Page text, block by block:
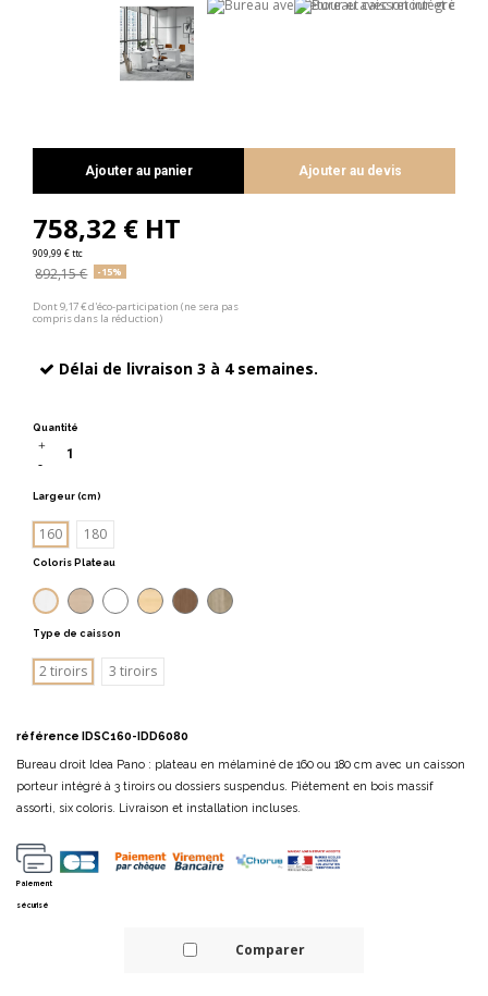
Ajouter au panier Ajouter au devis
758,32 € HT
909,99 € ttc
892,15 € -15%
Dont 9,17 € d'éco-participation (ne sera pas
compris dans la réduction)
Délai de livraison 3 à 4 semaines.
Largeur (cm)
160 180
Coloris Plateau
Blanc Chêne moyen
Gris Hêtre Noyer canaletto
Orme
Type de caisson
2 tiroirs 3 tiroirs
Quantité
référence IDSC160-IDD6080
Bureau droit Idea Pano : plateau en mélaminé de 160 ou 180 cm avec un caisson
porteur intégré à 3 tiroirs ou dossiers suspendus. Piétement en bois massif
assorti, six coloris. Livraison et installation incluses.
Paiement
sécurisé
Comparer